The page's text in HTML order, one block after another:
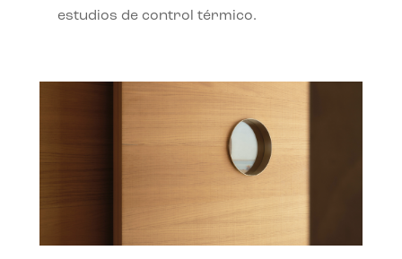
estudios de control térmico.